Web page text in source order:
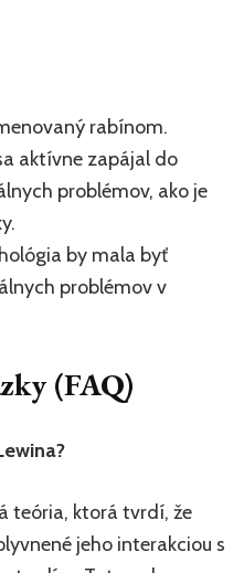
rabínom.
aktívne zapájal do
problémov, ako je
by mala byť
problémov v
(FAQ)
teória, ktorá tvrdí, že
jeho interakciou s